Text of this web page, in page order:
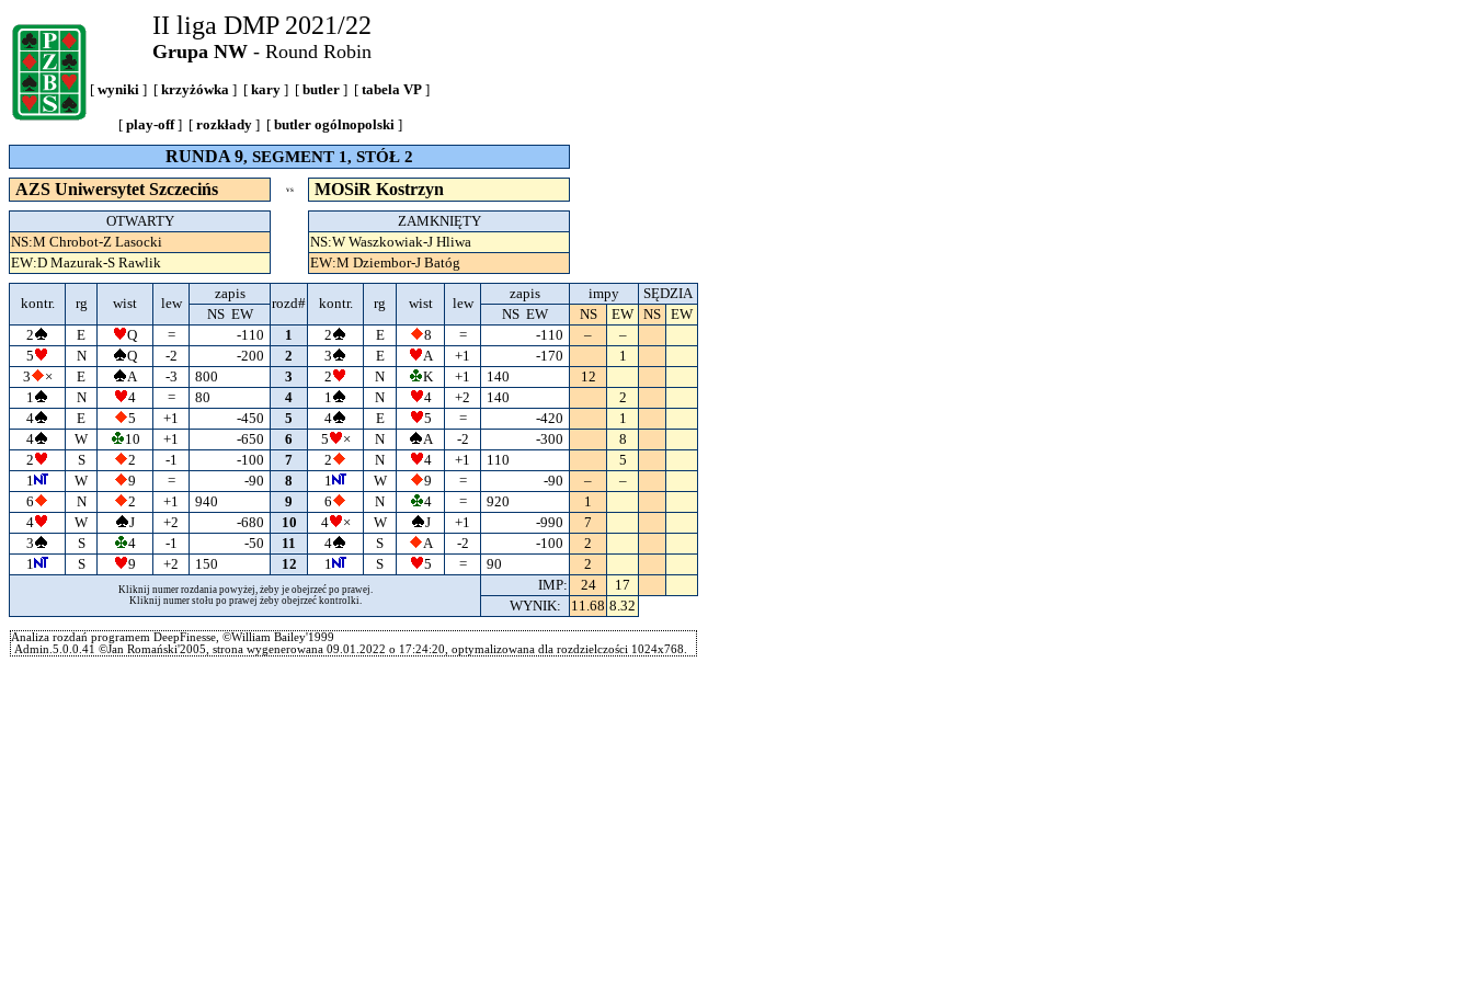
II liga DMP 2021/22
Grupa NW- Round Robin
[ wyniki ] [ krzyżówka ] [ kary ] [ butler ] [ tabela VP ]
[play-off] [rozkłady ] [butler ogólnopolski ]
RUNDA 9, SEGMENT 1, STÓŁ 2
AZS Uniwersytet Szczecińs VS MOSiR Kostrzyn
OTWARTY
ZAMKNIĘTY
NS:M Chrobot-Z Lasocki
NS:W Waszkowiak-J Hliwa
EW:D Mazurak-S Rawlik
EW:M Dziembor-J Batóg
kontr. rg wist lew
zapis
rozd# kontr. rg wist lew
zapis impy
SĘDZIA
NS EW
NS EW NS EW NS EW
2
E Q = -110 1 2 E 8 = -110 –
–
5
N Q -2 -200 2 3 E A +1 -170
1
3
× E A -3 800 3 2 N K +1 140
12
1
N 4 = 80 4 1 N 4 +2 140
2
4
E 5 +1 -450 5 4 E 5 = -420
1
4
W 10 +1 -650 6 5 × N A -2 -300
8
2
S 2 -1 -100 7 2 N 4 +1 110
5
1
W 9 = -90 8 1 W 9 = -90 –
–
6
N 2 +1 940 9 6 N 4 = 920
1
4
W J +2 -680 10 4 × W J +1 -990
7
3
S 4 -1 -50 11 4 S A -2 -100
2
1
S 9 +2 150 12 1 S 5 = 90 2
Kliknij numer rozdania powyżej, żeby je obejrzeć po prawej.
Kliknij numer stołu po prawej żeby obejrzeć kontrolki.
IMP: 24
17
WYNIK:
11.68 8.32
Analiza rozdań programem DeepFinesse, ©William Bailey'1999
Admin.5.0.0.41 ©Jan Romański'2005, strona wygenerowana 09.01.2022 o 17:24:20, optymalizowana dla rozdzielczości 1024x768.